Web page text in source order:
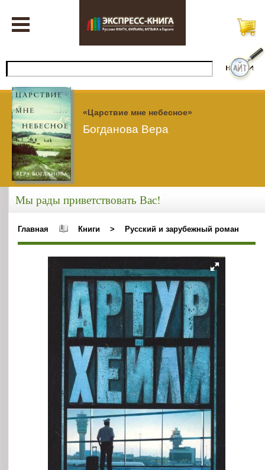
«Царствие мне небесное»
Богданова Вера
Мы рады приветствовать Вас!
Главная Книги > Русский и зарубежный роман